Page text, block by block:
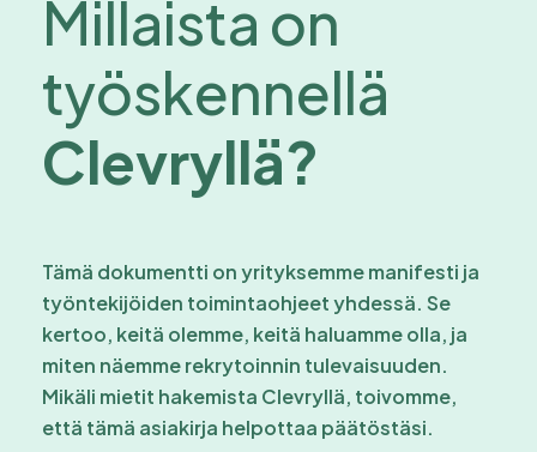
Millaista on
työskennellä
Clevryllä?
Tämä dokumentti on yrityksemme manifesti ja
työntekijöiden toimintaohjeet yhdessä. Se
kertoo, keitä olemme, keitä haluamme olla, ja
miten näemme rekrytoinnin tulevaisuuden.
Mikäli mietit hakemista Clevryllä, toivomme,
että tämä asiakirja helpottaa päätöstäsi.